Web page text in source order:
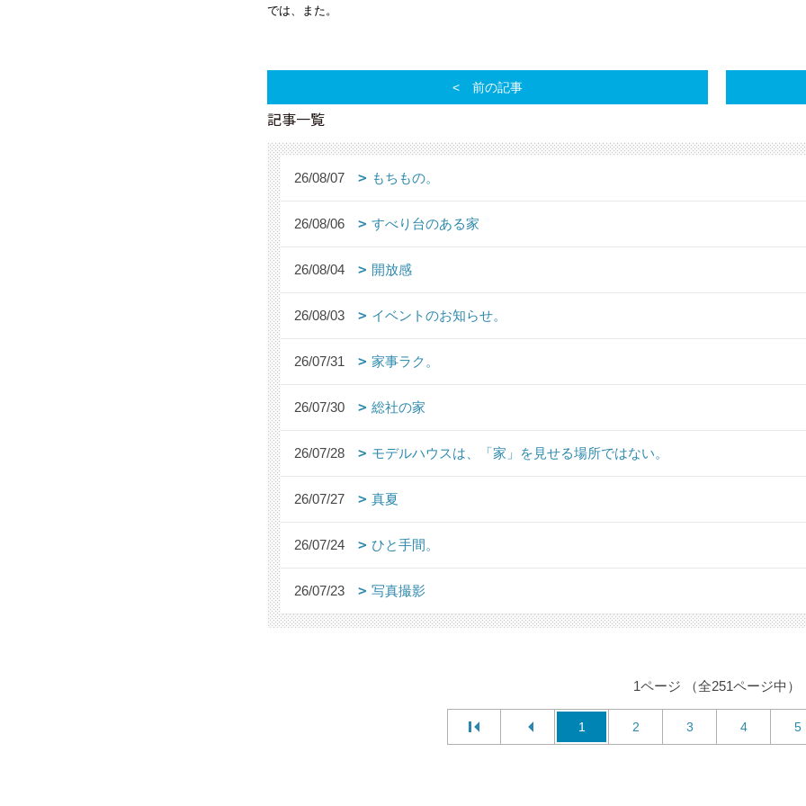
では、また。
前の記事
記事一覧
26/08/07 もちもの。
26/08/06 すべり台のある家
26/08/04 開放感
26/08/03 イベントのお知らせ。
26/07/31 家事ラク。
26/07/30 総社の家
26/07/28 モデルハウスは、「家」を見せる場所ではない。
26/07/27 真夏
26/07/24 ひと手間。
26/07/23 写真撮影
1ページ （全251ページ中）
1 2 3 4 5